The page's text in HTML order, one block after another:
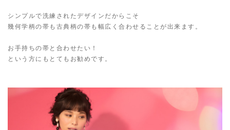
シンプルで洗練されたデザインだからこそ
幾何学柄の帯も古典柄の帯も幅広く合わせることが出来ます。
お手持ちの帯と合わせたい！
という方にもとてもお勧めです。